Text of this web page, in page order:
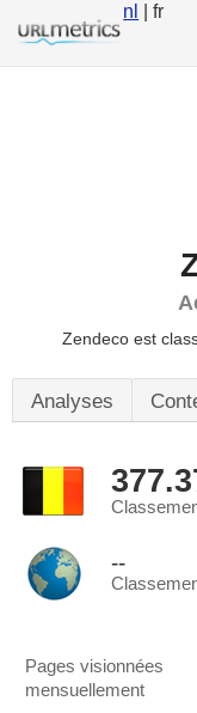
nl | fr
Zendeco est
Analyses
--
Pages visionnées
mensuellement